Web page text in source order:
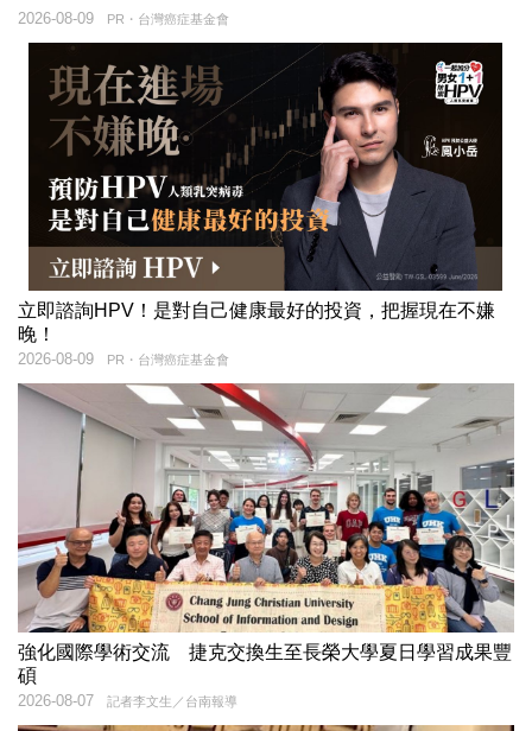
PR・台灣癌症基金會
2026-08-09
立即諮詢HPV！是對自己健康最好的投資，把握現在不嫌
晚！
PR・台灣癌症基金會
2026-08-09
強化國際學術交流 捷克交換生至長榮大學夏日學習成果豐
碩
記者李文生／台南報導
2026-08-07